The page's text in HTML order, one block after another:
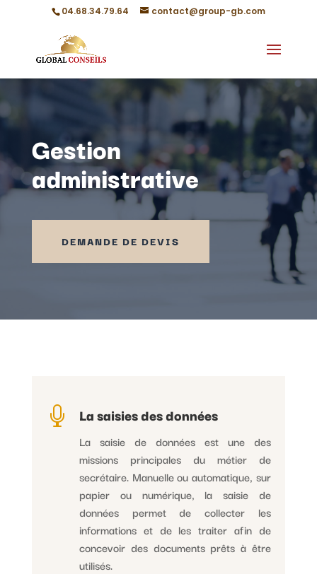
04.68.34.79.64 contact@group-gb.com
Gestion
administrative
DEMANDE DE DEVIS
 La saisies des données
La saisie de données est une des
missions principales du métier de
secrétaire. Manuelle ou automatique, sur
papier ou numérique, la saisie de
données permet de collecter les
informations et de les traiter afin de
concevoir des documents prêts à être
utilisés.